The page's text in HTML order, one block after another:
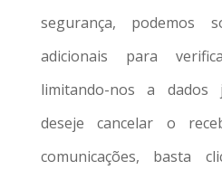
segurança, podemos
adicionais para
limitando-nos a dados
deseje cancelar o
comunicações, basta